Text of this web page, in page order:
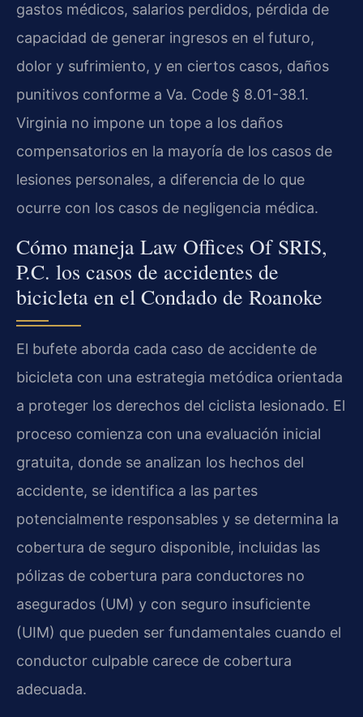
gastos médicos, salarios perdidos, pérdida de
capacidad de generar ingresos en el futuro,
dolor y sufrimiento, y en ciertos casos, daños
punitivos conforme a Va. Code § 8.01-38.1.
Virginia no impone un tope a los daños
compensatorios en la mayoría de los casos de
lesiones personales, a diferencia de lo que
ocurre con los casos de negligencia médica.
Cómo maneja Law Offices Of SRIS,
P.C. los casos de accidentes de
bicicleta en el Condado de Roanoke
El bufete aborda cada caso de accidente de
bicicleta con una estrategia metódica orientada
a proteger los derechos del ciclista lesionado. El
proceso comienza con una evaluación inicial
gratuita, donde se analizan los hechos del
accidente, se identifica a las partes
potencialmente responsables y se determina la
cobertura de seguro disponible, incluidas las
pólizas de cobertura para conductores no
asegurados (UM) y con seguro insuficiente
(UIM) que pueden ser fundamentales cuando el
conductor culpable carece de cobertura
adecuada.